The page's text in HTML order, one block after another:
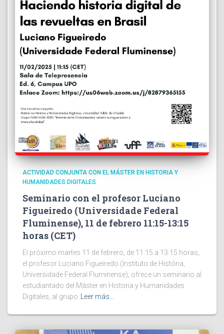
ACTIVIDAD CONJUNTA CON EL MÁSTER EN HISTORIA Y
HUMANIDADES DIGITALES
Seminario con el profesor Luciano
Figueiredo (Universidade Federal
Fluminense), 11 de febrero 11:15-13:15
horas (CET)
El próximo martes 11 de febrero, de 11:15 a 13:15 horas,
el profesor Luciano Figueiredo (Instituto de História,
Universidade Federal Fluminense), ofrece un seminario al
estudiantado del Máster en Historia y Humanidades
Digitales, al grupo Leer más…